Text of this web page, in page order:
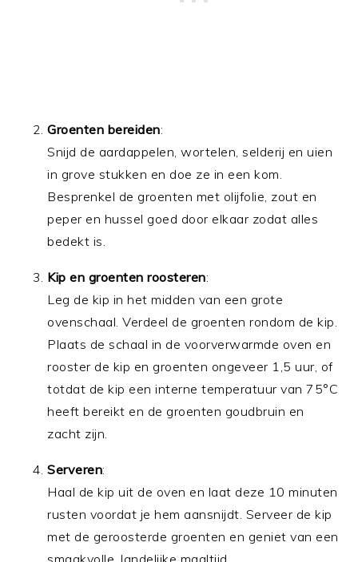
Groenten bereiden:
Snijd de aardappelen, wortelen, selderij en uien
in grove stukken en doe ze in een kom.
Besprenkel de groenten met olijfolie, zout en
peper en hussel goed door elkaar zodat alles
bedekt is.
Kip en groenten roosteren:
Leg de kip in het midden van een grote
ovenschaal. Verdeel de groenten rondom de kip.
Plaats de schaal in de voorverwarmde oven en
rooster de kip en groenten ongeveer 1,5 uur, of
totdat de kip een interne temperatuur van 75°C
heeft bereikt en de groenten goudbruin en
zacht zijn.
Serveren:
Haal de kip uit de oven en laat deze 10 minuten
rusten voordat je hem aansnijdt. Serveer de kip
met de geroosterde groenten en geniet van een
smaakvolle, landelijke maaltijd.